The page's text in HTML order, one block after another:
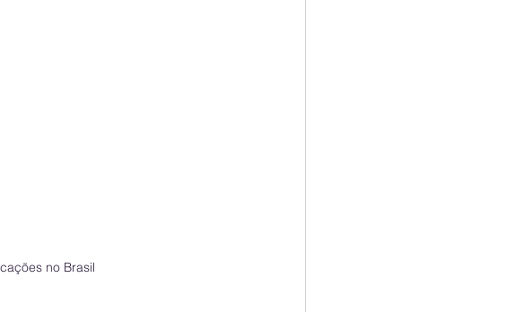
no Brasil